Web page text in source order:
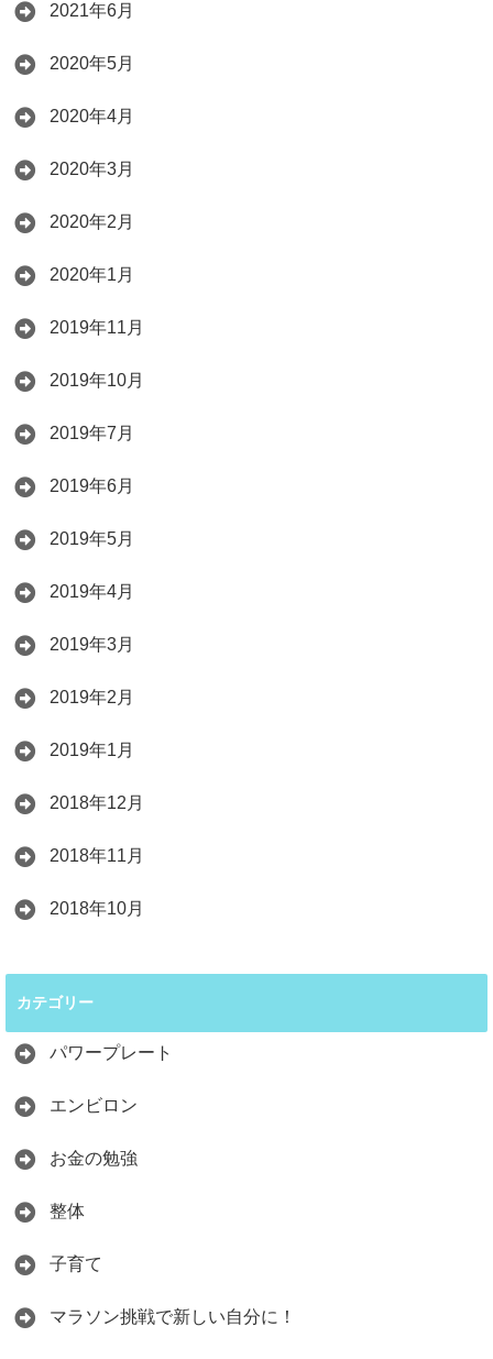
2021年6月
2020年5月
2020年4月
2020年3月
2020年2月
2020年1月
2019年11月
2019年10月
2019年7月
2019年6月
2019年5月
2019年4月
2019年3月
2019年2月
2019年1月
2018年12月
2018年11月
2018年10月
カテゴリー
パワープレート
エンビロン
お金の勉強
整体
子育て
マラソン挑戦で新しい自分に！